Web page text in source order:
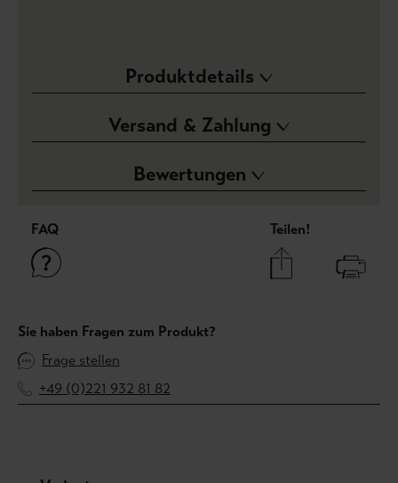
Produktdetails
Versand & Zahlung
Bewertungen
FAQ Teilen!
Sie haben Fragen zum Produkt?
Frage stellen
+49 (0)221 932 81 82